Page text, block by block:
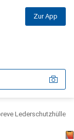
Zur App
Lederschutzhülle